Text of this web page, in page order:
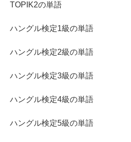
TOPIK2の単語
ハングル検定1級の単語
ハングル検定2級の単語
ハングル検定3級の単語
ハングル検定4級の単語
ハングル検定5級の単語